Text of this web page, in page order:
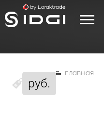
руб.
главная